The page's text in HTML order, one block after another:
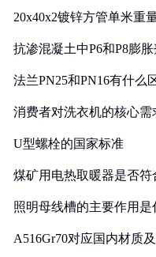
20x40x2镀锌方管单米重
抗渗混凝土中P6和P8膨
法兰PN25和PN16有什么
消费者对洗衣机的核心需
U型螺栓的国家标准
煤矿用电热取暖器是否
照明母线槽的主要作用是
A516Gr70对应国内材质